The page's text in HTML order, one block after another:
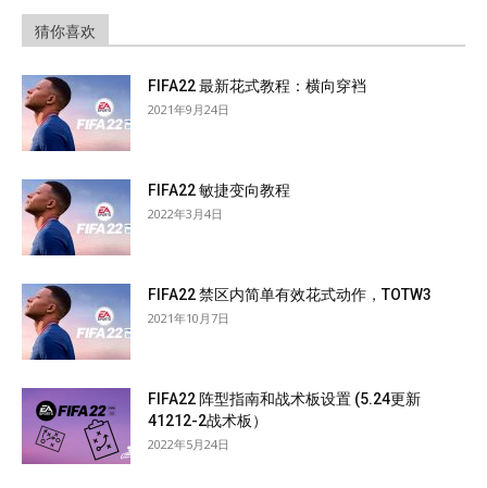
猜你喜欢
FIFA22 最新花式教程：横向穿裆
2021年9月24日
FIFA22 敏捷变向教程
2022年3月4日
FIFA22 禁区内简单有效花式动作，TOTW3
2021年10月7日
FIFA22 阵型指南和战术板设置 (5.24更新
41212-2战术板）
2022年5月24日